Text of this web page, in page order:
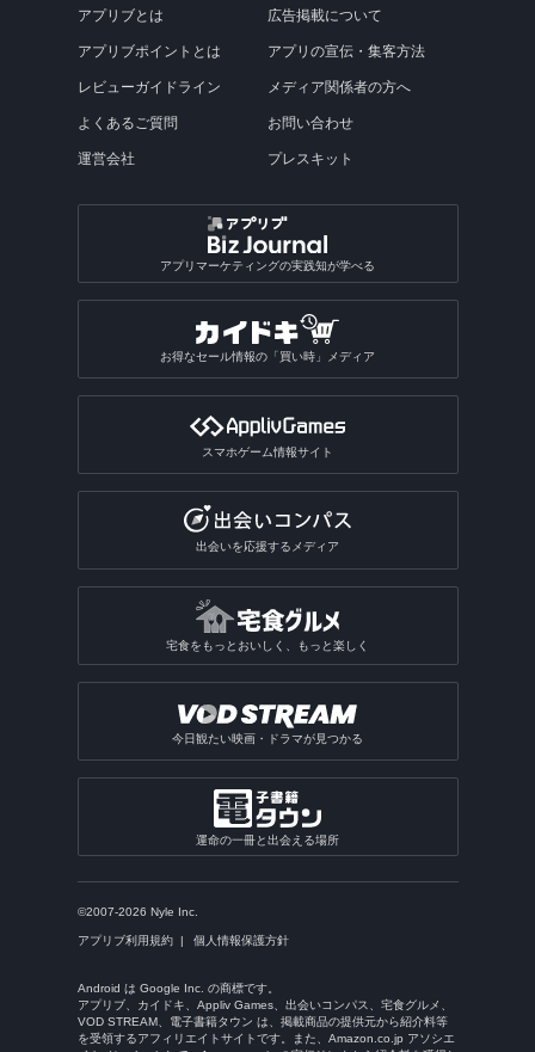
アプリブとは
アプリブポイントとは
レビューガイドライン
よくあるご質問
運営会社
広告掲載について
アプリの宣伝・集客方法
メディア関係者の方へ
お問い合わせ
プレスキット
アプリマーケティングの実践知が学べる
お得なセール情報の「買い時」メディア
スマホゲーム情報サイト
出会いを応援するメディア
宅食をもっとおいしく、もっと楽しく
今日観たい映画・ドラマが見つかる
運命の一冊と出会える場所
©2007-2026 Nyle Inc.
アプリブ利用規約 個人情報保護方針
Android は Google Inc. の商標です。
アプリブ、カイドキ、Appliv Games、出会いコンパス、宅食グルメ、
VOD STREAM、電子書籍タウン は、掲載商品の提供元から紹介料等
を受領するアフィリエイトサイトです。また、Amazon.co.jp アソシエ